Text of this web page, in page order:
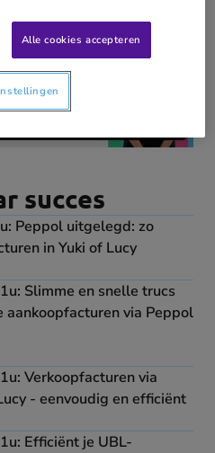
succes
Peppol uitgelegd: zo
in Yuki of Lucy
Slimme en snelle trucs
aankoopfacturen via Peppol
Verkoopfacturen via
- eenvoudig en efficiënt
Efficiënt je UBL-
Alle cookies accepteren